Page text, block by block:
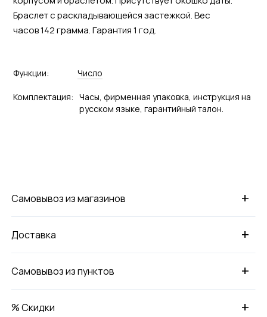
Браслет с раскладывающейся застежкой. Вес
часов 142 грамма. Гарантия 1 год.
Функции: Число
Комплектация: Часы, фирменная упаковка, инструкция на
русском языке, гарантийный талон.
+
Самовывоз из магазинов
+
Доставка
+
Самовывоз из пунктов
+
% Скидки